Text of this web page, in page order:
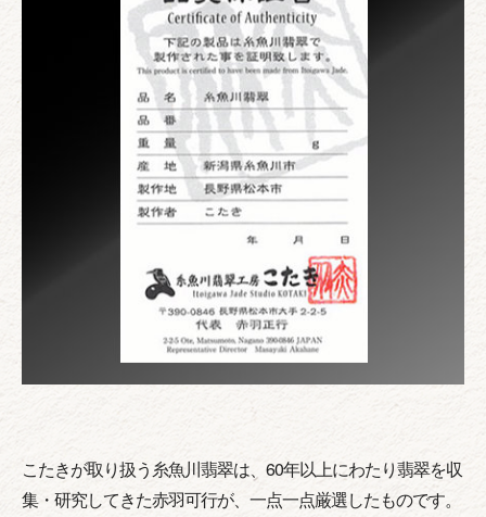
こたきが取り扱う糸魚川翡翠は、60年以上にわたり翡翠を収
集・研究してきた赤羽可行が、一点一点厳選したものです。